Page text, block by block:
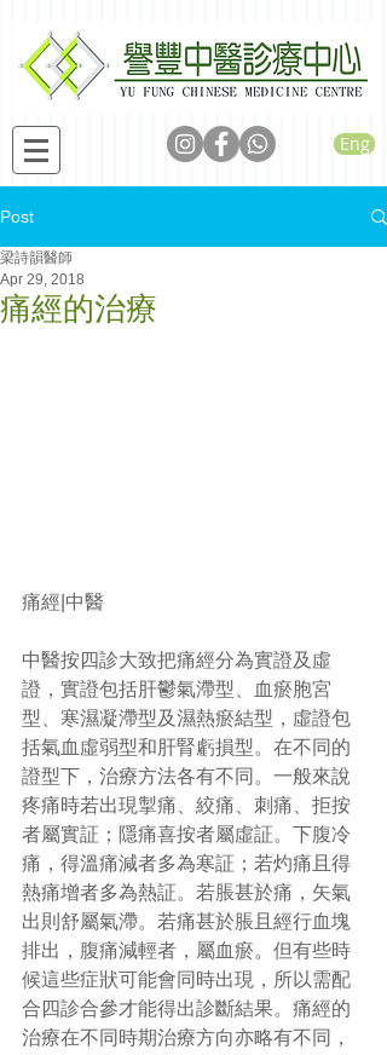
Eng
Post
痛經的治療
梁詩韻醫師
Apr 29, 2018
痛經|中醫
中醫按四診大致把痛經分為實證及虛
證，實證包括肝鬱氣滯型、血瘀胞宮
型、寒濕凝滯型及濕熱瘀結型，虛證包
括氣血虛弱型和肝腎虧損型。在不同的
證型下，治療方法各有不同。一般來說
疼痛時若出現掣痛、絞痛、刺痛、拒按
者屬實証；隱痛喜按者屬虛証。下腹冷
痛，得溫痛減者多為寒証；若灼痛且得
熱痛增者多為熱証。若脹甚於痛，矢氣
出則舒屬氣滯。若痛甚於脹且經行血塊
排出，腹痛減輕者，屬血瘀。但有些時
候這些症狀可能會同時出現，所以需配
合四診合參才能得出診斷結果。痛經的
治療在不同時期治療方向亦略有不同，